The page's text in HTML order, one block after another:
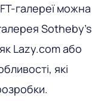
галереї можна
Sotheby's
Lazy.com або
які